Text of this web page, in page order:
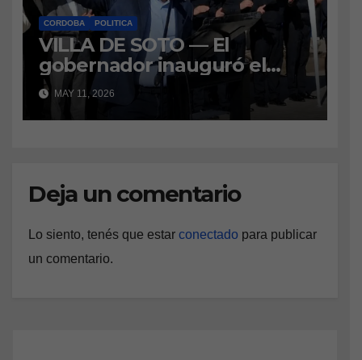
CORDOBA POLITICA
VILLA DE SOTO — El
gobernador inauguró el
Centro Anexo de la Escuela
de Suboficiales de Policía
“Gral. Manuel Belgrano” y
los estudiantes puedan
continuar cursando el
segundo año en la localidad.
MAY 11, 2026
Deja un comentario
Lo siento, tenés que estar conectado para publicar
un comentario.